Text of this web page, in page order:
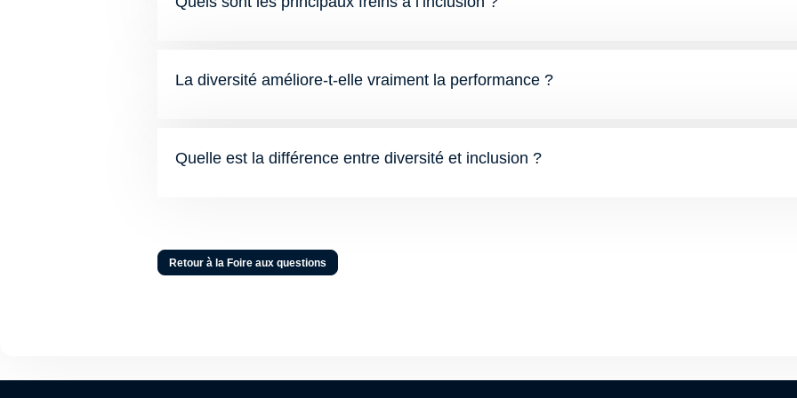
La diversité améliore-t-elle vraiment la performance ?
Quelle est la différence entre diversité et inclusion ?
Retour à la Foire aux questions